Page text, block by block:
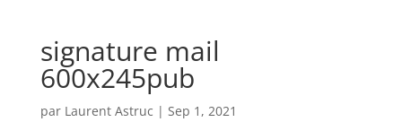
signature mail
600x245pub
par Laurent Astruc | Sep 1, 2021